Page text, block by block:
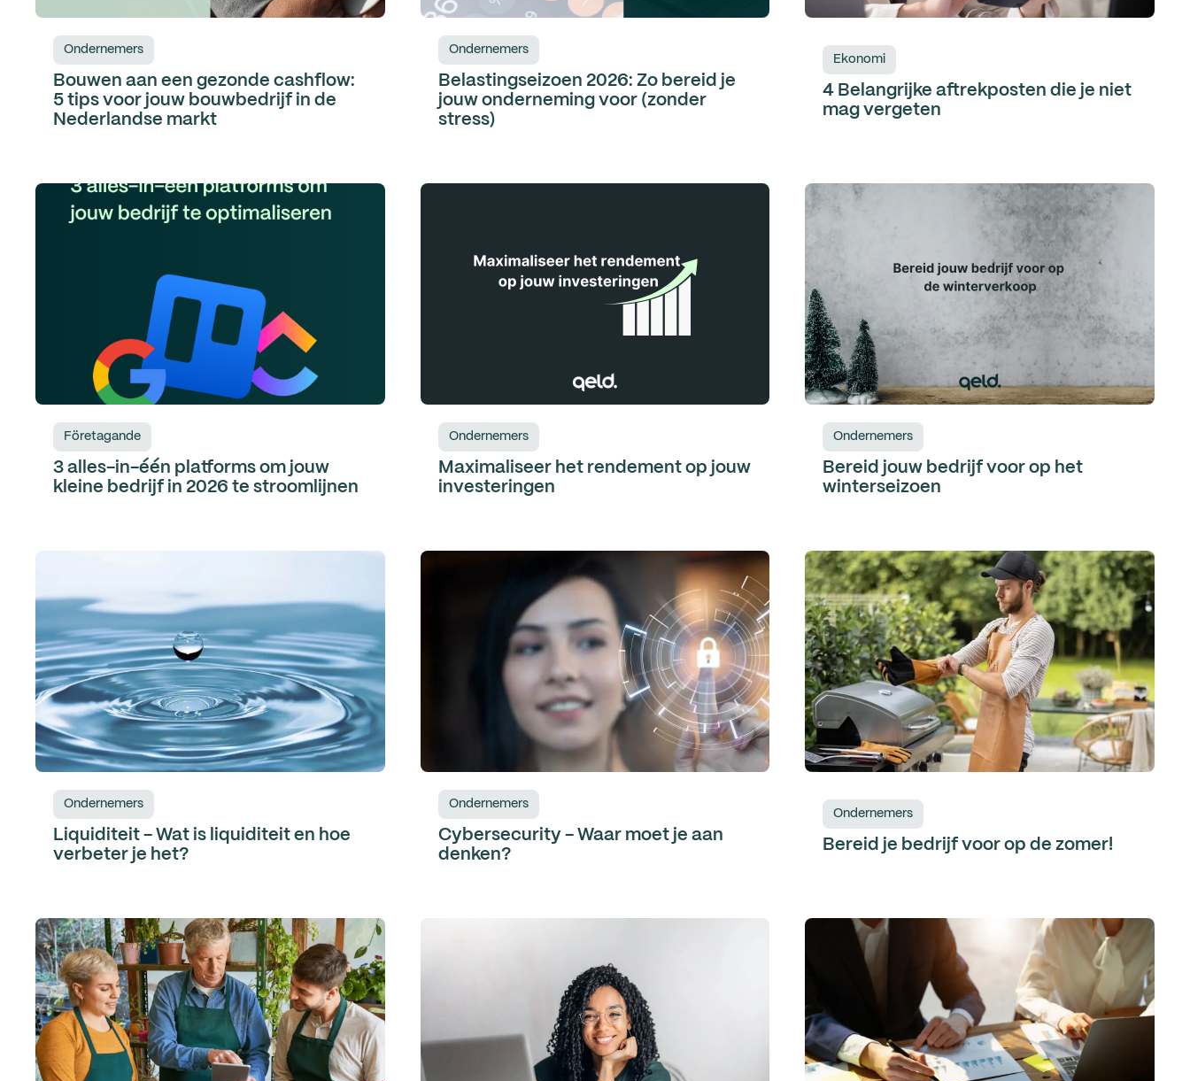
Ondernemers
Bouwen aan een gezonde cashflow:
5 tips voor jouw bouwbedrijf in de
Nederlandse markt
Ondernemers
Belastingseizoen 2026: Zo bereid je
jouw onderneming voor (zonder
stress)
Ekonomi
4 Belangrijke aftrekposten die je niet
mag vergeten
Företagande
3 alles-in-één platforms om jouw
kleine bedrijf in 2026 te stroomlijnen
Ondernemers
Maximaliseer het rendement op jouw
investeringen
Ondernemers
Bereid jouw bedrijf voor op het
winterseizoen
Ondernemers
Liquiditeit - Wat is liquiditeit en hoe
verbeter je het?
Ondernemers
Cybersecurity - Waar moet je aan
denken?
Ondernemers
Bereid je bedrijf voor op de zomer!